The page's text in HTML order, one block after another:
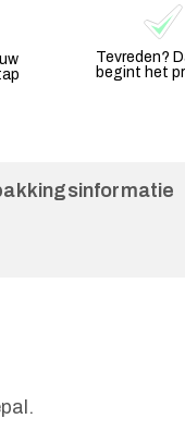
Tevreden?
begint het